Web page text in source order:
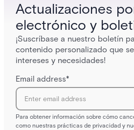
Actualizaciones
electrónico y
¡Suscríbase a nuestro boletín
contenido personalizado que
intereses y necesidades!
Email address*
Para obtener información sobre cómo
como nuestras prácticas de privacidad y